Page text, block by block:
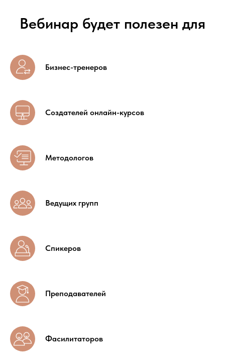
Вебинар будет полезен для
Бизнес-тренеров
Создателей онлайн-курсов
Методологов
Ведущих групп
Спикеров
Преподавателей
Фасилитаторов